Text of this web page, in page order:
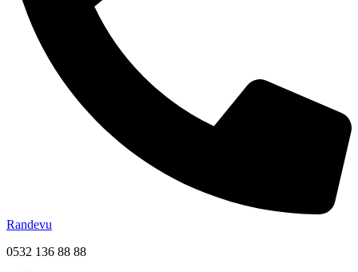
Randevu
0532 136 88 88